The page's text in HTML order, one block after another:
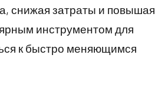
снижая затраты и повышая
инструментом для
к быстро меняющимся